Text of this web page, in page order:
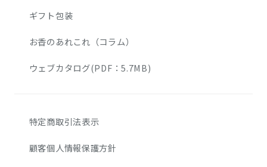
ギフト包装
お香のあれこれ（コラム）
ウェブカタログ(PDF：5.7MB)
特定商取引法表示
顧客個人情報保護方針